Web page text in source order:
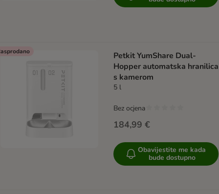
Petkit YumShare Dual-
Hopper automatska hranilica
s kamerom
5 l
184,99 €
Bez ocjena
Obavijestite me kada
bude dostupno